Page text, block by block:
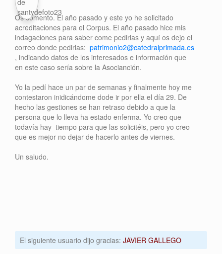
Os comento. El año pasado y este yo he solicitado
acreditaciones para el Corpus. El año pasado hice mis
indagaciones para saber come pedirlas y aquí os dejo el
correo donde pedirlas: patrimonio2@catedralprimada.es
, indicando datos de los interesados e información que
en este caso sería sobre la Asocianción.
Yo la pedí hace un par de semanas y finalmente hoy me
contestaron inidicándome dode ir por ella el día 29. De
hecho las gestiones se han retraso debido a que la
persona que lo lleva ha estado enferma. Yo creo que
todavía hay tiempo para que las solicitéis, pero yo creo
que es mejor no dejar de hacerlo antes de viernes.
Un saludo.
El siguiente usuario dijo gracias: JAVIER GALLEGO